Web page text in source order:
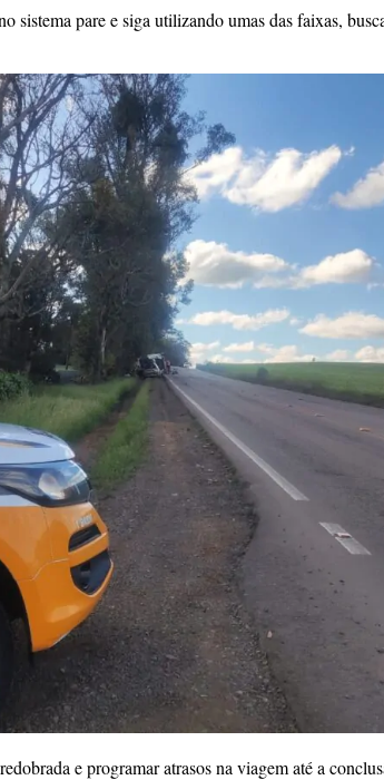
sistema pare e siga utilizando umas das faixas,
e programar atrasos na viagem até a